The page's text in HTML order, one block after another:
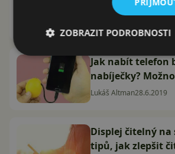
design
Lukáš Altman3.7.2019
Jak nabít telefon
nabíječky?
Lukáš Altman28.6.2019
Displej čitelný
tipů, jak zlepšit
ZOBRAZIT PODROBNOSTI